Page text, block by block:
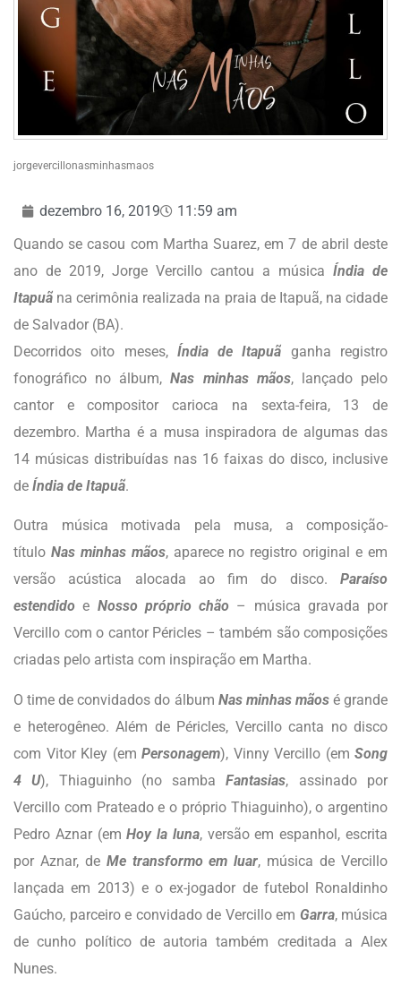
jorgevercillonasminhasmaos
dezembro 16, 2019
11:59 am
Quando se casou com Martha Suarez, em 7 de abril deste
ano de 2019, Jorge Vercillo cantou a música Índia de
Itapuã na cerimônia realizada na praia de Itapuã, na cidade
de Salvador (BA).
Decorridos oito meses, Índia de Itapuã ganha registro
fonográfico no álbum,Nas minhas mãos, lançado pelo
cantor e compositor carioca na sexta-feira, 13 de
dezembro. Martha é a musa inspiradora de algumas das
14 músicas distribuídas nas 16 faixas do disco, inclusive
de Índia de Itapuã.
Outra música motivada pela musa, a composição-
título Nas minhas mãos, aparece no registro original e em
versão acústica alocada ao fim do disco. Paraíso
estendido e Nosso próprio chão – música gravada por
Vercillo com o cantor Péricles – também são composições
criadas pelo artista com inspiração em Martha.
O time de convidados do álbum Nas minhas mãosé grande
e heterogêneo. Além de Péricles, Vercillo canta no disco
com Vitor Kley (em Personagem), Vinny Vercillo (em Song
4 U), Thiaguinho (no sambaFantasias, assinado por
Vercillo com Prateado e o próprio Thiaguinho), o argentino
Pedro Aznar (emHoy la luna, versão em espanhol, escrita
por Aznar, de Me transformo em luar, música de Vercillo
lançada em 2013) e o ex-jogador de futebol Ronaldinho
Gaúcho, parceiro e convidado de Vercillo em Garra, música
de cunho político de autoria também creditada a Alex
Nunes.